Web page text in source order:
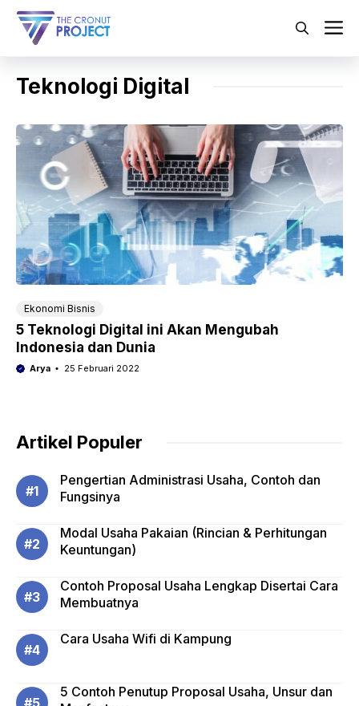
Langsung
Teknologi Digital
Ekonomi Bisnis
5 Teknologi Digital ini Akan Mengubah
Indonesia dan Dunia
Arya 25 Februari 2022
Artikel Populer
Pengertian Administrasi Usaha, Contoh dan
Fungsinya
Modal Usaha Pakaian (Rincian & Perhitungan
Keuntungan)
Contoh Proposal Usaha Lengkap Disertai Cara
Membuatnya
Cara Usaha Wifi di Kampung
5 Contoh Penutup Proposal Usaha, Unsur dan